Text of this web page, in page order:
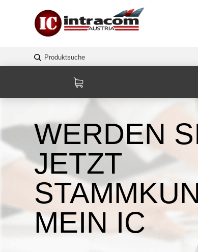
WERDEN
JETZT
MEIN IC